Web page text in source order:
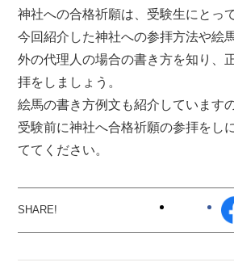
神社への合格祈願は、受験生にとっ
今回紹介した神社への参拝方法や絵
外の代理人の場合の書き方を知り、
拝をしましょう。
絵馬の書き方例文も紹介しています
受験前に神社へ合格祈願の参拝をし
ててください。